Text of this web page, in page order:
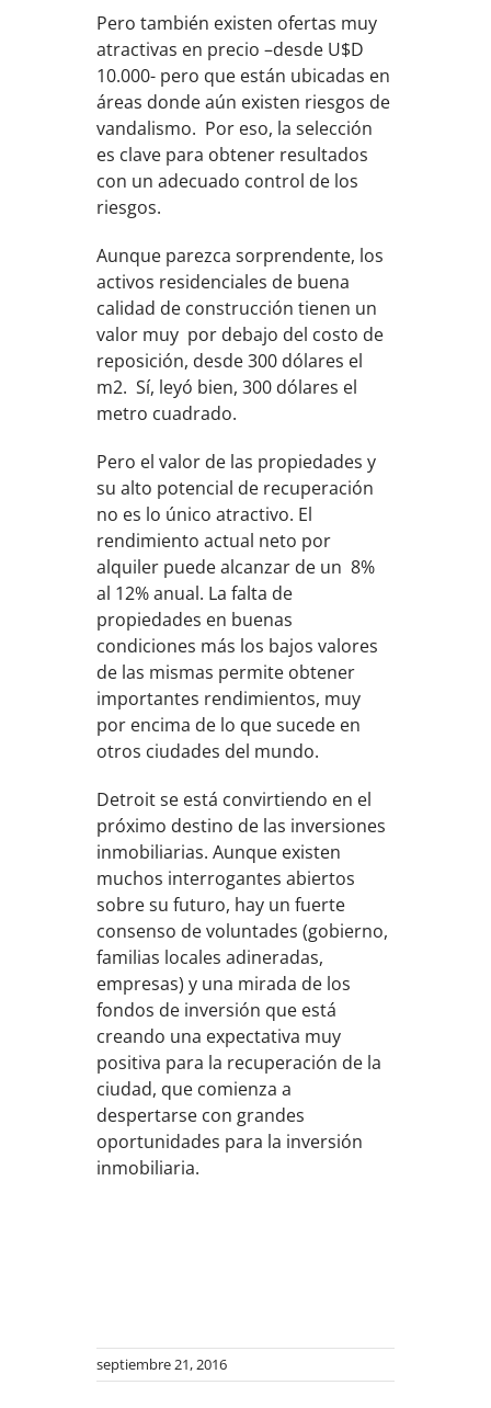
Pero también existen ofertas muy
atractivas en precio –desde U$D
10.000- pero que están ubicadas en
áreas donde aún existen riesgos de
vandalismo. Por eso, la selección
es clave para obtener resultados
con un adecuado control de los
riesgos.
Aunque parezca sorprendente, los
activos residenciales de buena
calidad de construcción tienen un
valor muy por debajo del costo de
reposición, desde 300 dólares el
m2. Sí, leyó bien, 300 dólares el
metro cuadrado.
Pero el valor de las propiedades y
su alto potencial de recuperación
no es lo único atractivo. El
rendimiento actual neto por
alquiler puede alcanzar de un 8%
al 12% anual. La falta de
propiedades en buenas
condiciones más los bajos valores
de las mismas permite obtener
importantes rendimientos, muy
por encima de lo que sucede en
otros ciudades del mundo.
Detroit se está convirtiendo en el
próximo destino de las inversiones
inmobiliarias. Aunque existen
muchos interrogantes abiertos
sobre su futuro, hay un fuerte
consenso de voluntades (gobierno,
familias locales adineradas,
empresas) y una mirada de los
fondos de inversión que está
creando una expectativa muy
positiva para la recuperación de la
ciudad, que comienza a
despertarse con grandes
oportunidades para la inversión
inmobiliaria.
septiembre 21, 2016